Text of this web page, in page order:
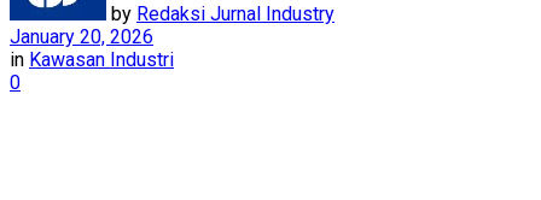
by Redaksi Jurnal Industry
January 20, 2026
in Kawasan Industri
0